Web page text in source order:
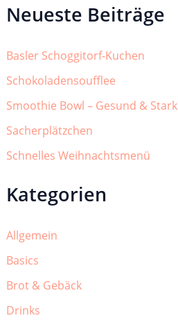
Neueste Beiträge
Basler Schoggitorf-Kuchen
Schokoladensoufflee
Smoothie Bowl – Gesund & Stark
Sacherplätzchen
Schnelles Weihnachtsmenü
Kategorien
Allgemein
Basics
Brot & Gebäck
Drinks